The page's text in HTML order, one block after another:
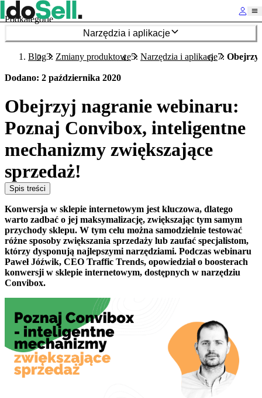
Podkategorie
Narzędzia i aplikacje
Blog Zmiany produktowe Narzędzia i aplikacje
Dodano: 2 października 2020
Obejrzyj nagranie webinaru:
Poznaj Convibox, inteligentne
mechanizmy zwiększające
sprzedaż!
Spis treści
Konwersja w sklepie internetowym jest kluczowa, dlatego
warto zadbać o jej maksymalizację, zwiększając tym samym
przychody sklepu. W tym celu można samodzielnie testować
różne sposoby zwiększania sprzedaży lub zaufać specjalistom,
którzy dysponują najlepszymi narzędziami. Podczas webinaru
Paweł Jóźwik, CEO Traffic Trends, opowiedział o boosterach
konwersji w sklepie internetowym, dostępnych w narzędziu
Convibox.